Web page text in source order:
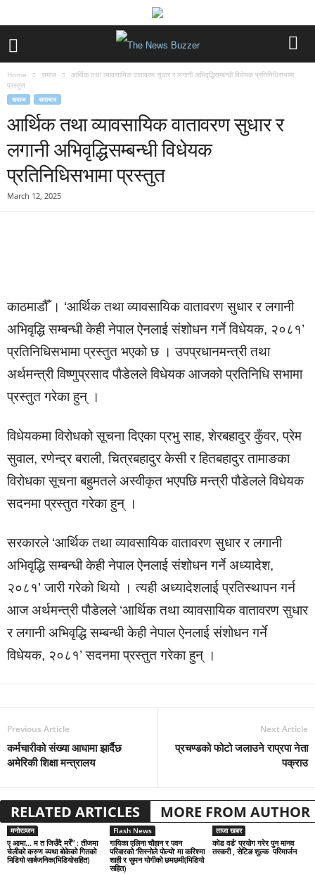
Home समाज
आर्थिक तथा व्यावसायिक वातावरण सुधार र लगानी अभिवृद्धिसम्बन्धी विधेयक प्रतिनिधिसभामा
प्रस्तुत
समाज समाचार
आर्थिक तथा व्यावसायिक वातावरण सुधार र
लगानी अभिवृद्धिसम्बन्धी विधेयक
प्रतिनिधिसभामा प्रस्तुत
March 12, 2025
काठमाडौँ । ‘आर्थिक तथा व्यावसायिक वातावरण सुधार र लगानी
अभिवृद्धि सम्बन्धी केही नेपाल ऐनलाई संशोधन गर्ने विधेयक, २०८१’
प्रतिनिधिसभामा प्रस्तुत भएको छ । उपप्रधानमन्त्री तथा
अर्थमन्त्री विष्णुप्रसाद पौडेलले विधेयक आजको प्रतिनिधि सभामा
प्रस्तुत गरेका हुन् ।
विधेयकमा विरोधको सूचना दिएका प्रभु साह, शेरबहादुर कुँवर, प्रेम
सुवाल, रणेन्द्र बराली, चित्रबहादुर केसी र हितबहादुर तामाङका
विरोधका सूचना बहुमतले अस्वीकृत भएपछि मन्त्री पौडेलले विधेयक
सदनमा प्रस्तुत गरेका हुन् ।
सरकारले ‘आर्थिक तथा व्यावसायिक वातावरण सुधार र लगानी
अभिवृद्धि सम्बन्धी केही नेपाल ऐनलाई संशोधन गर्ने अध्यादेश,
२०८१’ जारी गरेको थियो । त्यही अध्यादेशलाई प्रतिस्थापन गर्न
आज अर्थमन्त्री पौडेलले ‘आर्थिक तथा व्यावसायिक वातावरण सुधार
र लगानी अभिवृद्धि सम्बन्धी केही नेपाल ऐनलाई संशोधन गर्ने
विधेयक, २०८१’ सदनमा प्रस्तुत गरेका हुन् ।
Previous Article
कर्मचारीको संख्या आधामा झार्दैछ
अमेरिकी शिक्षा मन्त्रालय
Next Article
प्रचण्डको फोटो जलाउने राप्रपा नेता
पक्राउ
RELATED ARTICLES MORE FROM AUTHOR
मनोरञ्जन
ए आमा… म त जिउँदै मरेँ” : तीजमा
चेलीको करुण व्यथा बोकेको गितको
भिडियो सार्बजनिक(भिडियोसहित)
Flash News
गायिका एलिना चौहान र पवन
परिवारको ‘सिस्नोले पोल्यो’ मा करिश्मा
शाही र सुमन योगीको छमछमी(भिडियो
सहित)
ताजा खबर
कोड वर्ड’ प्रयोग गरेर पुन मानव
तस्करी , सेटिङ शुल्क परिमार्जन